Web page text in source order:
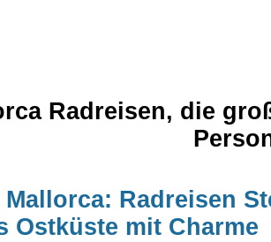
Radreisen, die
Mallorca: Radreisen
Ostküste mit Charme